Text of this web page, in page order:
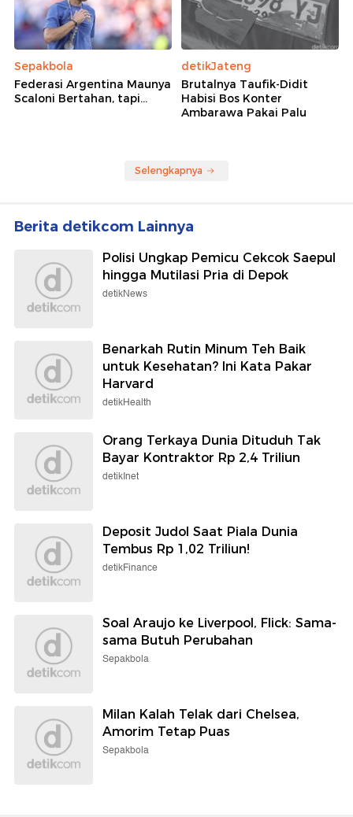
Sepakbola
Federasi Argentina Maunya
Scaloni Bertahan, tapi...
detikJateng
Brutalnya Taufik-Didit
Habisi Bos Konter
Ambarawa Pakai Palu
Selengkapnya
Berita detikcom Lainnya
Polisi Ungkap Pemicu Cekcok Saepul
hingga Mutilasi Pria di Depok
detikNews
Benarkah Rutin Minum Teh Baik
untuk Kesehatan? Ini Kata Pakar
Harvard
detikHealth
Orang Terkaya Dunia Dituduh Tak
Bayar Kontraktor Rp 2,4 Triliun
detikInet
Deposit Judol Saat Piala Dunia
Tembus Rp 1,02 Triliun!
detikFinance
Soal Araujo ke Liverpool, Flick: Sama-
sama Butuh Perubahan
Sepakbola
Milan Kalah Telak dari Chelsea,
Amorim Tetap Puas
Sepakbola